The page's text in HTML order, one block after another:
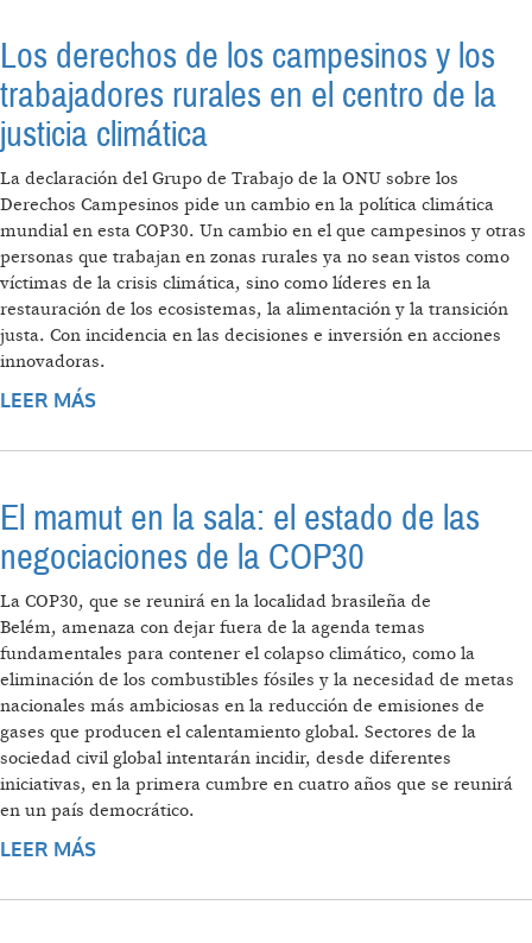
Los derechos de los campesinos y los
trabajadores rurales en el centro de la
justicia climática
La declaración del Grupo de Trabajo de la ONU sobre los
Derechos Campesinos pide un cambio en la política climática
mundial en esta COP30. Un cambio en el que campesinos y otras
personas que trabajan en zonas rurales ya no sean vistos como
víctimas de la crisis climática, sino como líderes en la
restauración de los ecosistemas, la alimentación y la transición
justa. Con incidencia en las decisiones e inversión en acciones
innovadoras.
LEER MÁS
RURALES EN EL CENTRO DE LA JUSTICIA
El mamut en la sala: el estado de las
negociaciones de la COP30
La COP30, que se reunirá en la localidad brasileña de
Belém, amenaza con dejar fuera de la agenda temas
fundamentales para contener el colapso climático, como la
eliminación de los combustibles fósiles y la necesidad de metas
nacionales más ambiciosas en la reducción de emisiones de
gases que producen el calentamiento global. Sectores de la
sociedad civil global intentarán incidir, desde diferentes
iniciativas, en la primera cumbre en cuatro años que se reunirá
en un país democrático.
LEER MÁS